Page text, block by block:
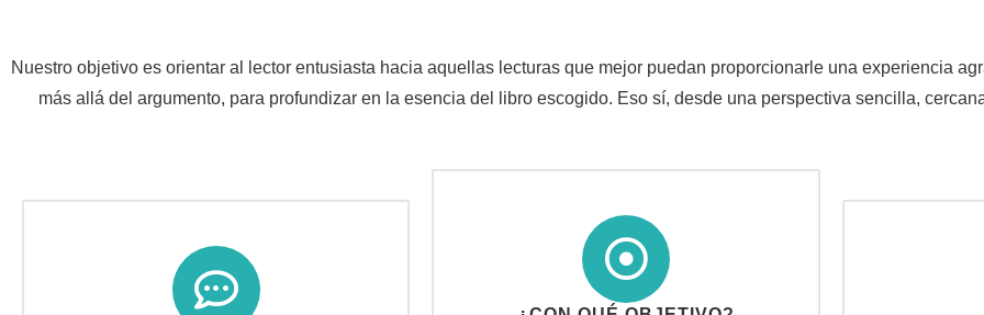
Nuestro objetivo es orientar al lector entusiasta hacia aquellas lecturas que mejor puedan proporcionarle una experiencia
más allá del argumento, para profundizar en la esencia del libro escogido. Eso sí, desde una perspectiva sencilla,